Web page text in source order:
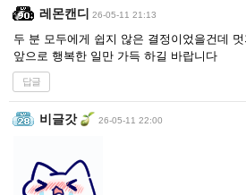
레몬캔디 26-05-11 21:13
두 분 모두에게 쉽지 않은 결정이었을건데 멋
앞으로 행복한 일만 가득 하길 바랍니다
답글
비글갓 26-05-11 22:00